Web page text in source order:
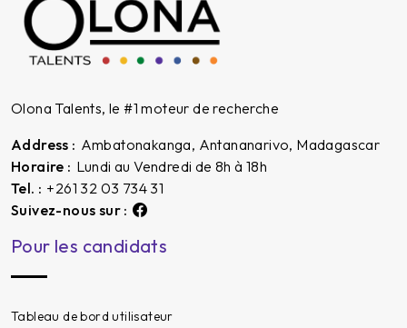
Olona Talents, le#1 moteur de recherche
Address : Ambatonakanga, Antananarivo, Madagascar
Horaire : Lundi au Vendredi de 8h à 18h
Tel. : +261 32 03 734 31
Suivez-nous sur :
Pour les candidats
Tableau de bord utilisateur